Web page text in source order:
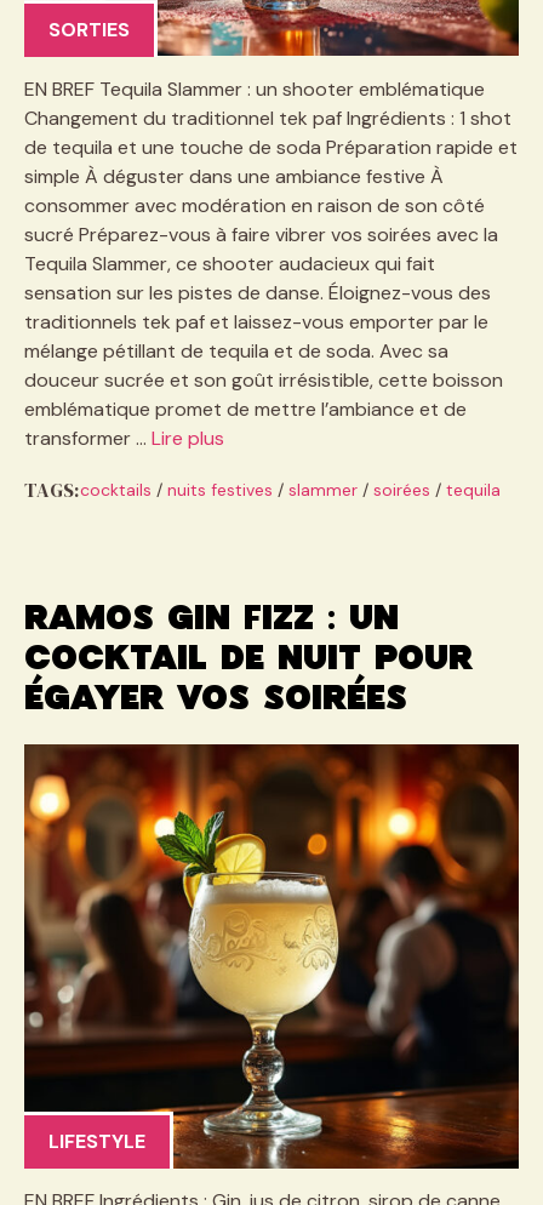
SORTIES
EN BREF Tequila Slammer : un shooter emblématique
Changement du traditionnel tek paf Ingrédients : 1 shot
de tequila et une touche de soda Préparation rapide et
simple À déguster dans une ambiance festive À
consommer avec modération en raison de son côté
sucré Préparez-vous à faire vibrer vos soirées avec la
Tequila Slammer, ce shooter audacieux qui fait
sensation sur les pistes de danse. Éloignez-vous des
traditionnels tek paf et laissez-vous emporter par le
mélange pétillant de tequila et de soda. Avec sa
douceur sucrée et son goût irrésistible, cette boisson
emblématique promet de mettre l’ambiance et de
transformer … Lire plus
TAGS:cocktails / nuits festives / slammer/ soirées / tequila
Ramos gin fizz : un
cocktail de nuit pour
égayer vos soirées
LIFESTYLE